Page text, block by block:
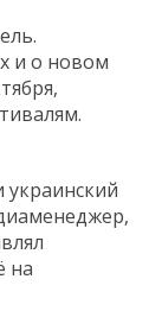
и о новом
украинский
на